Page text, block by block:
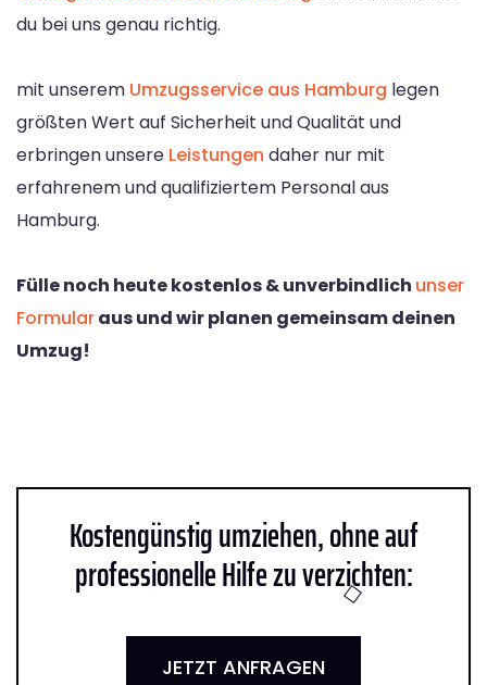
du bei uns genau richtig.
mit unserem Umzugsservice aus Hamburg legen
größten Wert auf Sicherheit und Qualität und
erbringen unsere Leistungen daher nur mit
erfahrenem und qualifiziertem Personal aus
Hamburg.
Fülle noch heute kostenlos & unverbindlich unser
Formularaus und wir planen gemeinsam deinen
Umzug!
Kostengünstig umziehen, ohne auf
professionelle Hilfe zu verzichten:
JETZT ANFRAGEN